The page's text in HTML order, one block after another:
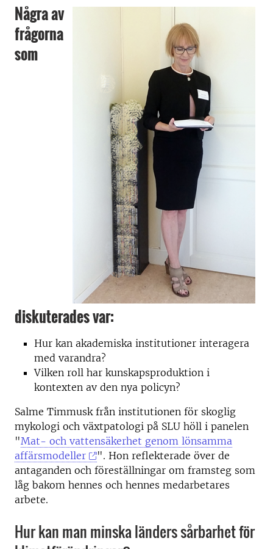
Några av
frågorna
som
diskuterades var:
Hur kan akademiska institutioner interagera
med varandra?
Vilken roll har kunskapsproduktion i
kontexten av den nya policyn?
Salme Timmusk från institutionen för skoglig
mykologi och växtpatologi på SLU höll i panelen
"Mat- och vattensäkerhet genom lönsamma
affärsmodeller
". Hon reflekterade över de
antaganden och föreställningar om framsteg som
låg bakom hennes och hennes medarbetares
arbete.
Hur kan man minska länders sårbarhet för